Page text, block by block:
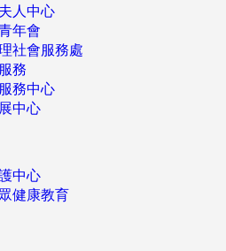
人中心
年會
社會服務處
務
務中心
中心
中心
健康教育